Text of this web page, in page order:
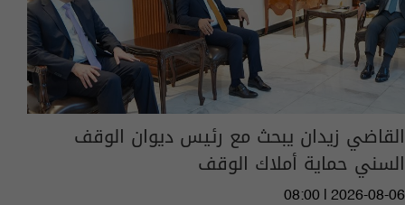
القاضي زيدان يبحث مع رئيس ديوان الوقف
السني حماية أملاك الوقف
08:00 | 2026-08-06